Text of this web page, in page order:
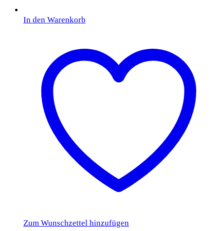
In den Warenkorb
Zum Wunschzettel hinzufügen